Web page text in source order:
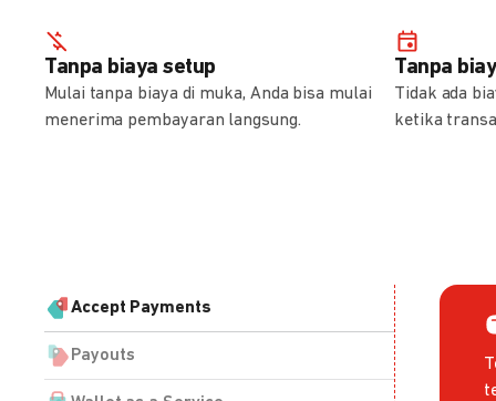
Tanpa biaya setup
Mulai tanpa biaya di muka, Anda bisa mulai
menerima pembayaran langsung.
Tanpa
Tidak ada
ketika
Accept Payments
Payouts